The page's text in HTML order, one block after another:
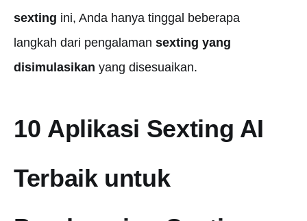
sexting ini, Anda hanya tinggal beberapa
langkah dari pengalaman sexting yang
disimulasikan yang disesuaikan.
10 Aplikasi Sexting AI
Terbaikuntuk